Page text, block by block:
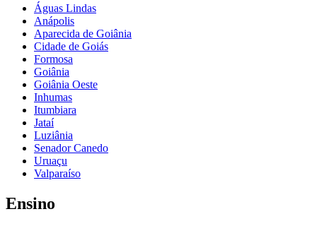
Águas Lindas
Anápolis
Aparecida de Goiânia
Cidade de Goiás
Formosa
Goiânia
Goiânia Oeste
Inhumas
Itumbiara
Jataí
Luziânia
Senador Canedo
Uruaçu
Valparaíso
Ensino